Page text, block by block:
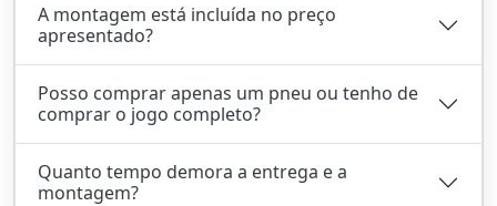
A montagem está incluída no preço
apresentado?
Posso comprar apenas um pneu ou tenho de
comprar o jogo completo?
Quanto tempo demora a entrega e a
montagem?